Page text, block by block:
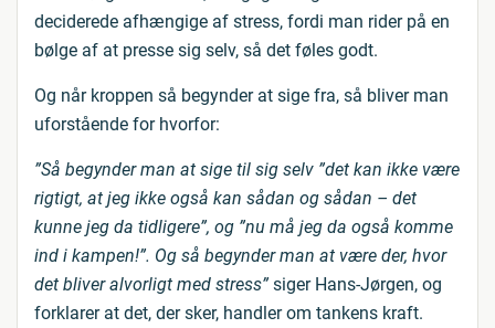
deciderede afhængige af stress, fordi man rider på en
bølge af at presse sig selv, så det føles godt.
Og når kroppen så begynder at sige fra, så bliver man
uforstående for hvorfor:
”Så begynder man at sige til sig selv ”det kan ikke være
rigtigt, at jeg ikke også kan sådan og sådan – det
kunne jeg da tidligere”, og ”nu må jeg da også komme
ind i kampen!”. Og så begynder man at være der, hvor
det bliver alvorligt med stress” siger Hans-Jørgen, og
forklarer at det, der sker, handler om tankens kraft.